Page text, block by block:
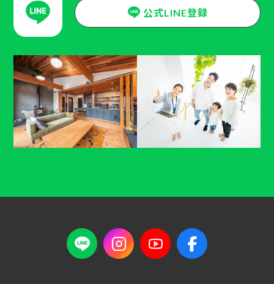
公式LINE登録